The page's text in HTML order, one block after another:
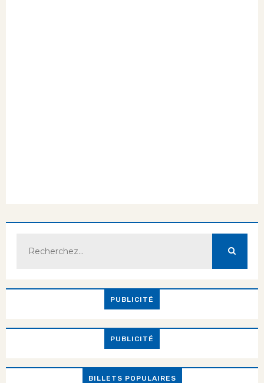
PUBLICITÉ
PUBLICITÉ
BILLETS POPULAIRES